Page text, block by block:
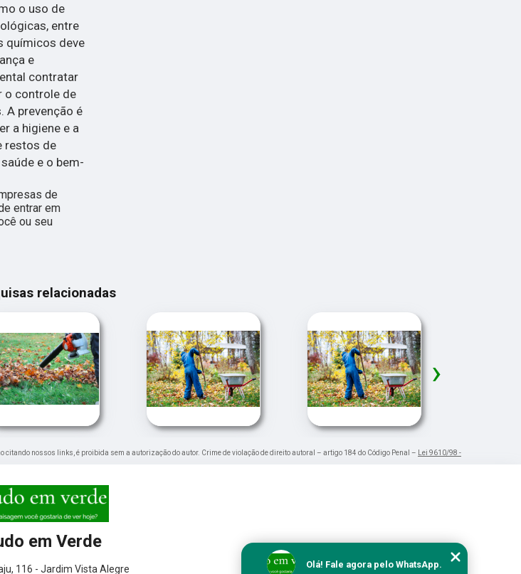
o uso de
entre
químicos deve
e
contratar
o controle de
A prevenção é
a higiene e a
restos de
e o bem-
de
entrar em
ou seu
relacionadas
›
citando nossos links, é proibida sem a autorização do autor. Crime de violação de direito autoral – artigo 184 do Código Penal –
Lei 9610/98 -
em Verde
116 - Jardim Vista Alegre Olá! Fale agora pelo WhatsApp.